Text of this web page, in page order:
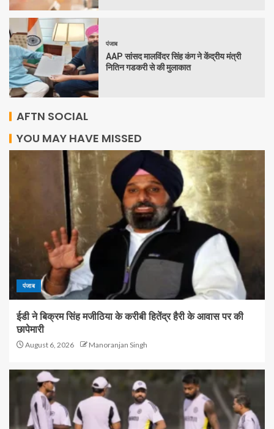
पंजाब
AAP सांसद मालविंदर सिंह कंग ने केंद्रीय मंत्री
नितिन गडकरी से की मुलाकात
AFTN SOCIAL
YOU MAY HAVE MISSED
पंजाब
ईडी ने बिक्रम सिंह मजीठिया के करीबी हितेंद्र हैरी के आवास पर की
छापेमारी
August 6, 2026 Manoranjan Singh